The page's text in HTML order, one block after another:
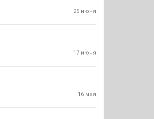
26 июня
17 июня
16 мая